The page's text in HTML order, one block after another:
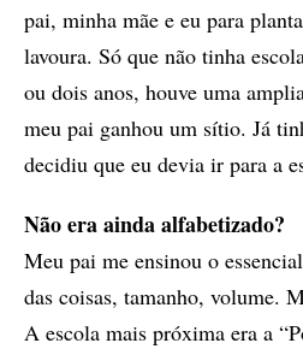
pai, minha mãe e eu para
lavoura. Só que não tinha
ou dois anos, houve uma
meu pai ganhou um sítio. Já
decidiu que eu devia ir para a
Não era ainda alfabetizado?
Meu pai me ensinou o
das coisas, tamanho, volume.
A escola mais próxima era a